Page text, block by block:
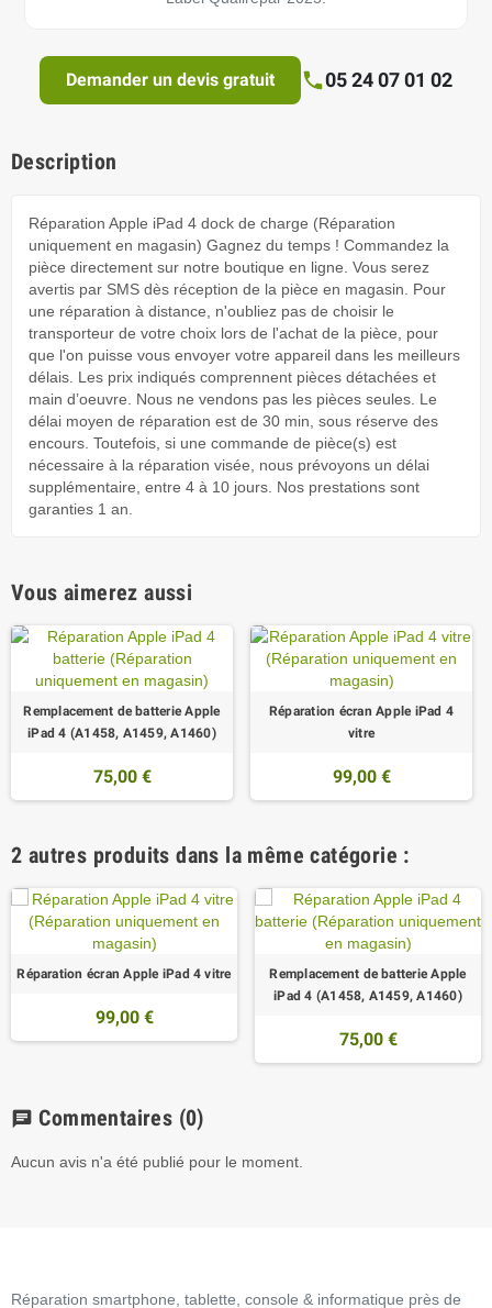
Demander un devis gratuit 05 24 07 01 02
Description
Réparation Apple iPad 4 dock de charge (Réparation
uniquement en magasin) Gagnez du temps ! Commandez la
pièce directement sur notre boutique en ligne. Vous serez
avertis par SMS dès réception de la pièce en magasin. Pour
une réparation à distance, n'oubliez pas de choisir le
transporteur de votre choix lors de l'achat de la pièce, pour
que l'on puisse vous envoyer votre appareil dans les meilleurs
délais. Les prix indiqués comprennent pièces détachées et
main d’oeuvre. Nous ne vendons pas les pièces seules. Le
délai moyen de réparation est de 30 min, sous réserve des
encours. Toutefois, si une commande de pièce(s) est
nécessaire à la réparation visée, nous prévoyons un délai
supplémentaire, entre 4 à 10 jours. Nos prestations sont
garanties 1 an.
Vous aimerez aussi
Remplacement de batterie Apple
iPad 4 (A1458, A1459, A1460)
75,00 €
Réparation écran Apple iPad 4
vitre
99,00 €
2 autres produits dans la même catégorie :
Réparation écran Apple iPad 4 vitre
99,00 €
Remplacement de batterie Apple
iPad 4 (A1458, A1459, A1460)
75,00 €
chat Commentaires (0)
Aucun avis n'a été publié pour le moment.
Réparation smartphone, tablette, console & informatique près de